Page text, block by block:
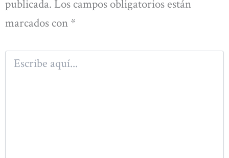
publicada. Los campos obligatorios están
marcados con *
Escribe
aquí...